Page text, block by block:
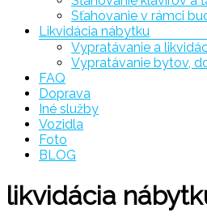
Sťahovanie v rámci
Likvidácia nábytku
Vypratávanie a
Vypratávanie bytov,
FAQ
Doprava
Iné služby
Vozidla
Foto
BLOG
likvidácia